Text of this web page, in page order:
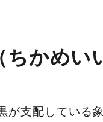
ちかめい
が支配している